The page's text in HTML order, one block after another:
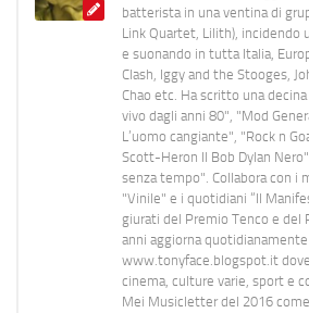
batterista in una ventina di
Link Quartet, Lilith), incidendo
e suonando in tutta Italia,
Clash, Iggy and the Stooges,
Chao etc. Ha scritto una
vivo dagli anni 80", "Mod
L’uomo cangiante", "Rock n
Scott-Heron Il Bob Dylan
senza tempo". Collabora con i
"Vinile" e i quotidiani “Il
giurati del Premio Tenco e del
anni aggiorna
www.tonyface.blogspot.it
cinema, culture varie, sport e
Mei Musicletter del 2016